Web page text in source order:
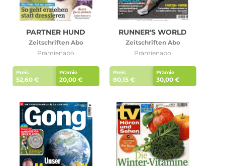
PARTNER HUND
Zeitschriften Abo
Prämienabo
Preis
52,60 €
Prämie
20,00 €
RUNNER'S WORLD
Zeitschriften Abo
Prämienabo
Preis
80,15 €
Prämie
30,00 €